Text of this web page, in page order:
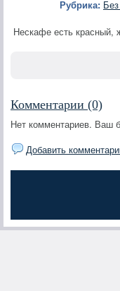
Рубрика:
Нескафе есть красный,
Комментарии (0)
Нет комментариев. Ваш
Добавить